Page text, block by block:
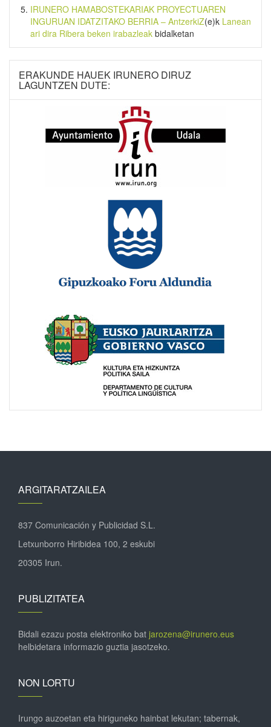
IRUNERO HAMABOSTEKARIAK PROYECTUAREN
INGURUAN IDATZITAKO BERRIA – AntzerkiZ(e)k Lanean
ari dira Ribera beken irabazleak bidalketan
ERAKUNDE HAUEK IRUNERO DIRUZ
LAGUNTZEN DUTE:
ARGITARATZAILEA
837 Comunicación y Publicidad S.L.
Letxunborro Hiribidea 100, 2 eskubi
20305 Irun.
PUBLIZITATEA
Bidali ezazu posta elektroniko bat jarozena@irunero.eus
helbidetara informazio guztia jasotzeko.
NON LORTU
Irungo auzoetan eta hiriguneko hainbat lekutan; tabernak,